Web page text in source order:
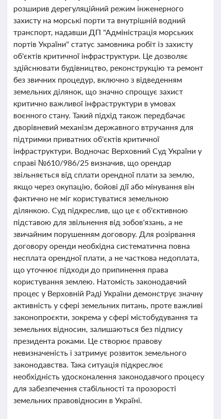
розширив дерегуляційний режим інженерного
захисту на морські порти та внутрішній водний
транспорт, надавши ДП "Адміністрація морських
портів України" статус замовника робіт із захисту
об'єктів критичної інфраструктури. Це дозволяє
здійснювати будівництво, реконструкцію та ремонт
без звичних процедур, включно з відведенням
земельних ділянок, що значно спрощує захист
критично важливої інфраструктури в умовах
воєнного стану. Такий підхід також передбачає
дворівневий механізм державного втручання для
підтримки приватних об'єктів критичної
інфраструктури. Водночас Верховний Суд України у
справі №610/986/25 визначив, що орендар
звільняється від сплати орендної плати за землю,
якщо через окупацію, бойові дії або мінування він
фактично не міг користуватися земельною
ділянкою. Суд підкреслив, що це є об'єктивною
підставою для звільнення від зобов'язань, а не
звичайним порушенням договору. Для розірвання
договору оренди необхідна систематична повна
несплата орендної плати, а не часткова недоплата,
що уточнює підходи до припинення права
користування землею. Натомість законодавчий
процес у Верховній Раді України демонструє значну
активність у сфері земельних питань, проте важливі
законопроєкти, зокрема у сфері містобудування та
земельних відносин, залишаються без підпису
президента роками. Це створює правову
невизначеність і затримує розвиток земельного
законодавства. Така ситуація підкреслює
необхідність удосконалення законодавчого процесу
для забезпечення стабільності та прозорості
земельних правовідносин в Україні.